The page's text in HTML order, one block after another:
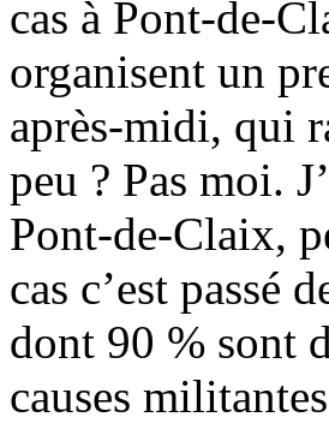
cas à Pont-de-
organisent un
après-midi, qui
peu ? Pas moi.
Pont-de-Claix,
cas c’est passé
dont 90 % sont
causes